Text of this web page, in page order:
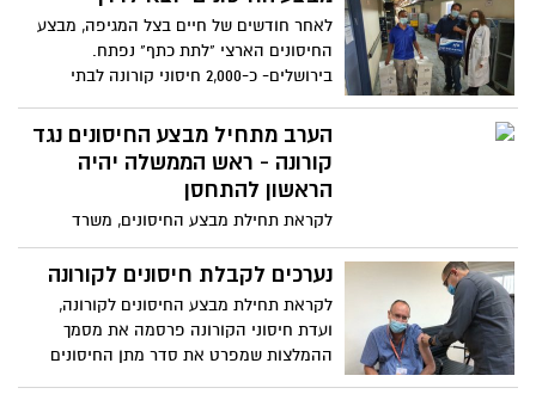
לאחר חודשים של חיים בצל המגיפה, מבצע
החיסונים הארצי "לתת כתף" נפתח.
בירושלים- כ-2,000 חיסוני קורונה לבתי
הרפואה יקבלו את החיסון. החל ממחר יחוסנו
האוכלוסייה המבוגרת וקבוצות בסיכון
הערב מתחיל מבצע החיסונים נגד
קורונה - ראש הממשלה יהיה
הראשון להתחסן
לקראת תחילת מבצע החיסונים, משרד
הבריאות מפרסם את מתווה החיסונים -
כאשר הראשון להתחסן בארץ יהיה ראש
הממשלה בנימין נתניהו
נערכים לקבלת חיסונים לקורונה
לקראת תחילת מבצע החיסונים לקורונה,
ועדת חיסוני הקורונה פרסמה את מסמך
ההמלצות שמפרט את סדר מתן החיסונים